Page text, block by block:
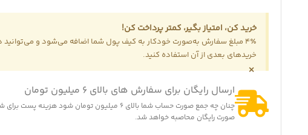
خرید کن، امتیاز بگیر، کمتر پرداخت کن!
4٪ مبلغ سفارش به‌صورت خودکار به کیف پول شما اضافه می‌شود و می‌توانید
خریدهای بعدی از آن استفاده کنید.
×
ارسال رایگان برای سفارش های بالای 6 میلیون تومان
چنان چه جمع صورت حساب شما بالای 6 میلیون تومان شود هزینه پست
صورت رایگان محاصبه خواهد شد.